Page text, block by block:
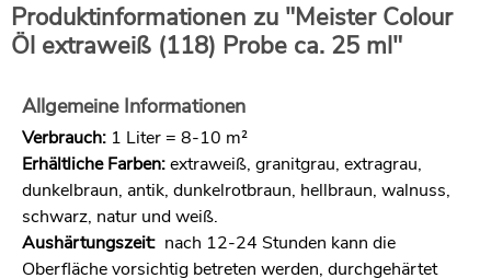
Produktinformationen zu "Meister Colour
Öl extraweiß (118) Probe ca. 25 ml"
Allgemeine Informationen
Verbrauch: 1 Liter = 8-10 m²
Erhältliche Farben:extraweiß, granitgrau, extragrau,
dunkelbraun, antik, dunkelrotbraun, hellbraun, walnuss,
schwarz, natur und weiß.
Aushärtungszeit: nach 12-24 Stunden kann die
Oberfläche vorsichtig betreten werden, durchgehärtet